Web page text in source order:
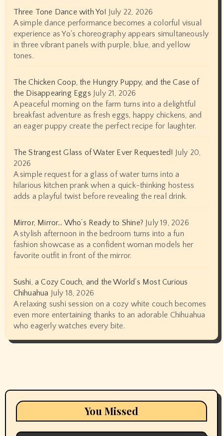
Three Tone Dance with Yo!
July 22, 2026
A simple dance performance becomes a colorful visual
experience as Yo's choreography appears simultaneously
in three vibrant panels with purple, blue, and yellow
tones.
The Chicken Coop, the Hungry Puppy, and the Case of
the Disappearing Eggs July 21, 2026
A peaceful morning on the farm turns into a delightful
breakfast adventure as fresh eggs, happy chickens, and
an eager puppy create the perfect recipe for laughter.
The Strangest Glass of Water Ever Requested!
July 20,
2026
A simple request for a glass of water turns into a
hilarious kitchen prank when a quick-thinking hostess
adds a playful twist before revealing the real drink.
Mirror, Mirror… Who’s Ready to Shine? July 19, 2026
A stylish afternoon in the bedroom turns into a fun
fashion showcase as a confident woman models her
favorite outfit in front of the mirror.
Sushi, a Cozy Couch, and the World’s Most Curious
Chihuahua
July 18, 2026
A relaxing sushi session on a cozy white couch becomes
even more entertaining thanks to an adorable Chihuahua
who eagerly watches every bite.
You Missed